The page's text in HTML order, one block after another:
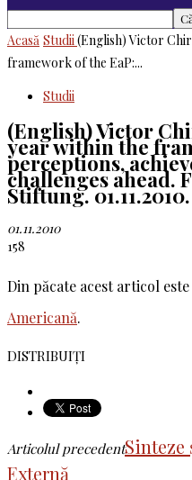
Acasă Studii(English) Victor
framework of the EaP:...
Studii
(English) Victor
year within the
perceptions,
challenges ahead.
Stiftung. 01.11.2010.
01.11.2010
158
Din păcate acest articol
Americană.
DISTRIBUIȚI
Articolul precedentSinteze
Externă